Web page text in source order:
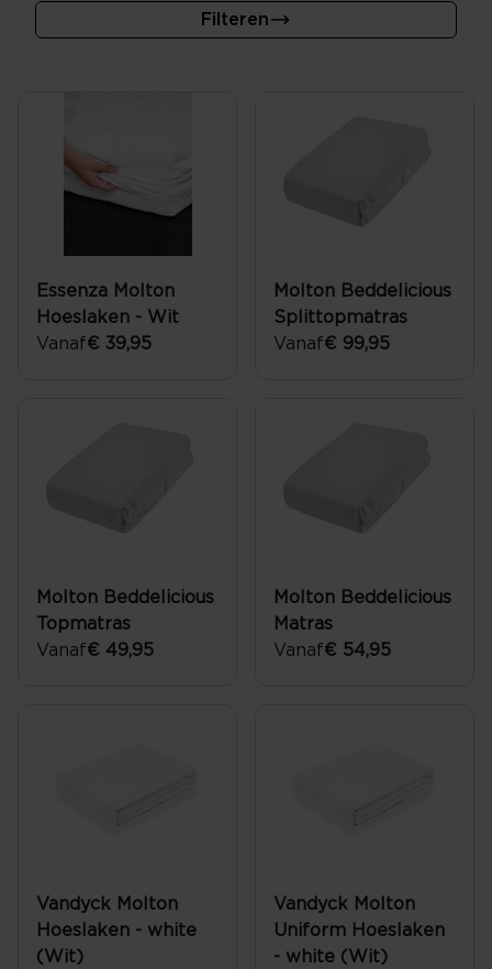
Filteren
Essenza Molton
Hoeslaken - Wit
Vanaf€ 39,95
Molton Beddelicious
Splittopmatras
Vanaf€ 99,95
Molton Beddelicious
Topmatras
Vanaf€ 49,95
Molton Beddelicious
Matras
Vanaf€ 54,95
Vandyck Molton
Hoeslaken - white
(Wit)
Vandyck Molton
Uniform Hoeslaken
- white (Wit)